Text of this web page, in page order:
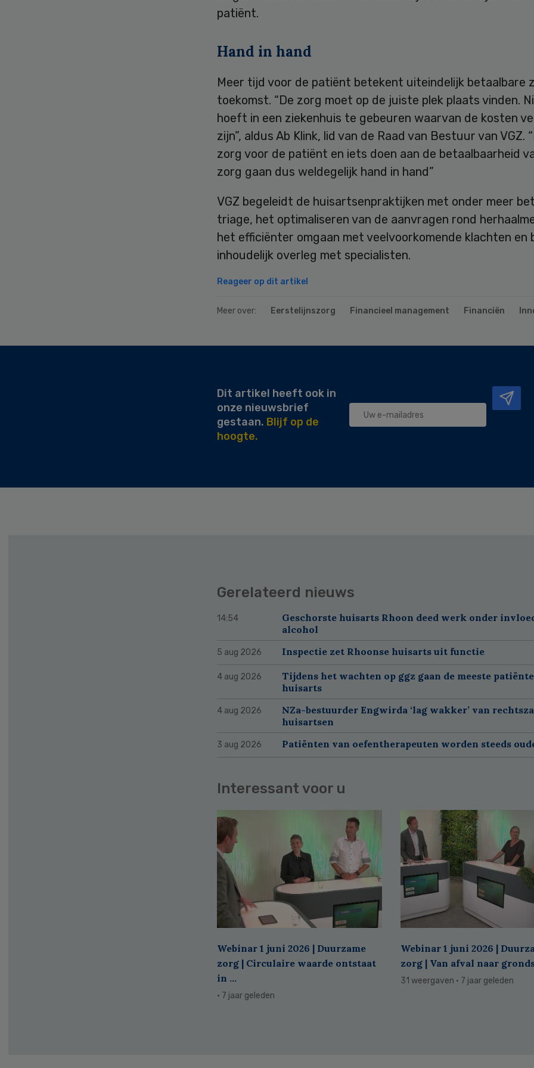
patiënt.
Hand in hand
Meer tijd voor de patiënt betekent uiteindelijk betaalbare
toekomst. “De zorg moet op de juiste plek plaats vinden.
hoeft in een ziekenhuis te gebeuren waarvan de kosten
zijn”, aldus Ab Klink, lid van de Raad van Bestuur van VGZ.
zorg voor de patiënt en iets doen aan de betaalbaarheid
zorg gaan dus weldegelijk hand in hand”
VGZ begeleidt de huisartsenpraktijken met onder meer
triage, het optimaliseren van de aanvragen rond
het efficiënter omgaan met veelvoorkomende klachten en
inhoudelijk overleg met specialisten.
Reageer op dit artikel
Meer over: Eerstelijnszorg Financieel management Financiën
Dit artikel heeft ook in
onze nieuwsbrief
gestaan. Blijf op de
hoogte.
Gerelateerd nieuws
14:54
Geschorste huisarts Rhoon deed werk onder
alcohol
5 aug 2026 Inspectie zet Rhoonse huisarts uit functie
4 aug 2026
Tijdens het wachten op ggz gaan de meeste
huisarts
4 aug 2026
NZa-bestuurder Engwirda ‘lag wakker’ van
huisartsen
3 aug 2026 Patiënten van oefentherapeuten worden steeds
Interessant voor u
Webinar 1 juni 2026 | Duurzame
zorg | Circulaire waarde ontstaat
in ...
· 7 jaar geleden
Webinar 1 juni 2026 |
zorg | Van afval naar
31 weergaven · 7 jaar geleden